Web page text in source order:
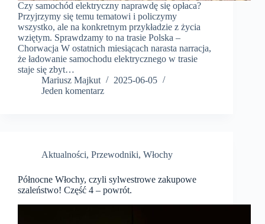
Czy samochód elektryczny naprawdę się opłaca?
Przyjrzymy się temu tematowi i policzymy
wszystko, ale na konkretnym przykładzie z życia
wziętym. Sprawdzamy to na trasie Polska –
Chorwacja W ostatnich miesiącach narasta narracja,
że ładowanie samochodu elektrycznego w trasie
staje się zbyt…
Mariusz Majkut
2025-06-05
Jeden komentarz
Aktualności, Przewodniki, Włochy
Północne Włochy, czyli sylwestrowe zakupowe
szaleństwo! Część 4 – powrót.